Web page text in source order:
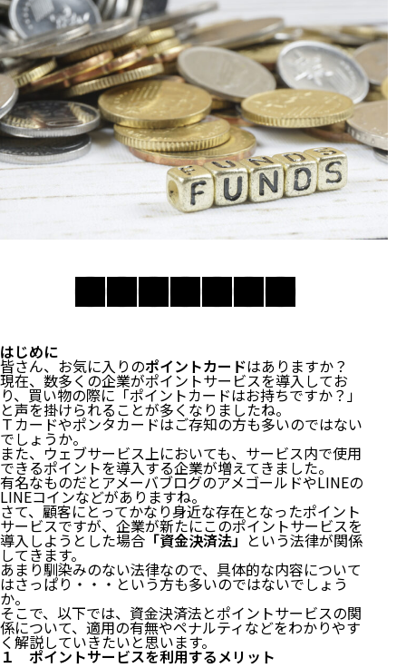
はじめに
皆さん、お気に入りのポイントカードはありますか？
現在、数多くの企業がポイントサービスを導入してお
り、買い物の際に「ポイントカードはお持ちですか？」
と声を掛けられることが多くなりましたね。
Ｔカードやポンタカードはご存知の方も多いのではない
でしょうか。
また、ウェブサービス上においても、サービス内で使用
できるポイントを導入する企業が増えてきました。
有名なものだとアメーバブログのアメゴールドやLINEの
LINEコインなどがありますね。
さて、顧客にとってかなり身近な存在となったポイント
サービスですが、企業が新たにこのポイントサービスを
導入しようとした場合 「資金決済法」 という法律が関係
してきます。
あまり馴染みのない法律なので、具体的な内容について
はさっぱり・・・という方も多いのではないでしょう
か。
そこで、以下では、資金決済法とポイントサービスの関
係について、適用の有無やペナルティなどをわかりやす
く解説していきたいと思います。
１ ポイントサービスを利用するメリット